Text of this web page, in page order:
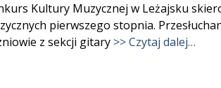
Kultury Muzycznej w Leżajsku
pierwszego stopnia.
z sekcji gitary >> Czytaj dalej…